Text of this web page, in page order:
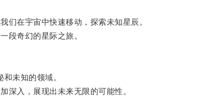
在宇宙中快速移动，探索未知星辰。
奇幻的星际之旅。
未知的领域。
入，展现出未来无限的可能性。